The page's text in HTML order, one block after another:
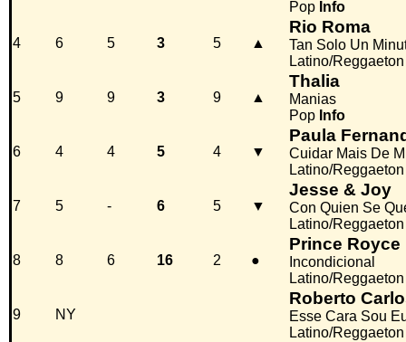
Pop Info
4 6 5 3 5 ▲
Rio Roma
Tan Solo Un
Latino/Reggaeton
5 9 9 3 9 ▲
Thalia
Manias
Pop Info
6 4 4 5 4 ▼
Paula
Cuidar Mais De
Latino/Reggaeton
7 5 - 6 5 ▼
Jesse & Joy
Con Quien Se
Latino/Reggaeton
8 8 6 16 2 ●
Prince Royce
Incondicional
Latino/Reggaeton
9 NY
Roberto
Esse Cara Sou
Latino/Reggaeton